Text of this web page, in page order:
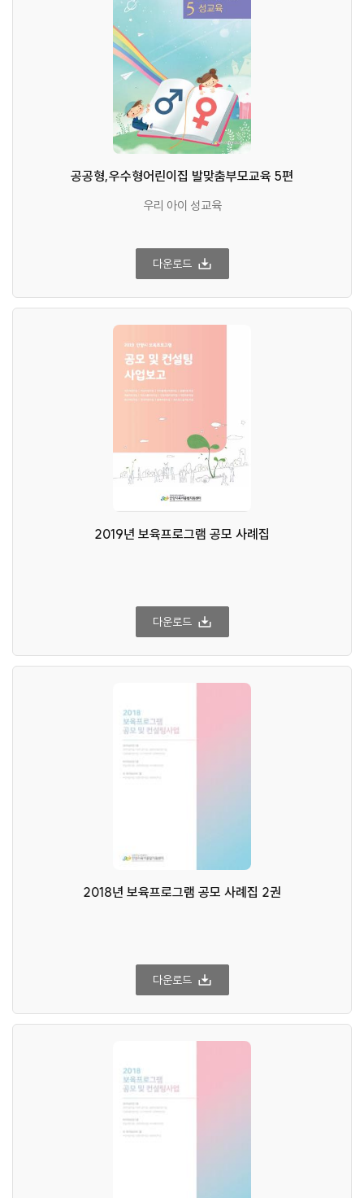
공공형,우수형어린이집 발맞춤부모교육 5편
우리 아이 성교육
다운로드
2019년 보육프로그램 공모 사례집
다운로드
2018년 보육프로그램 공모 사례집 2권
다운로드